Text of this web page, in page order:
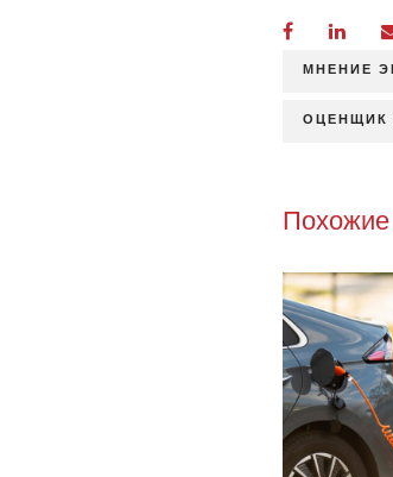
МНЕНИЕ
ОЦЕНЩИК